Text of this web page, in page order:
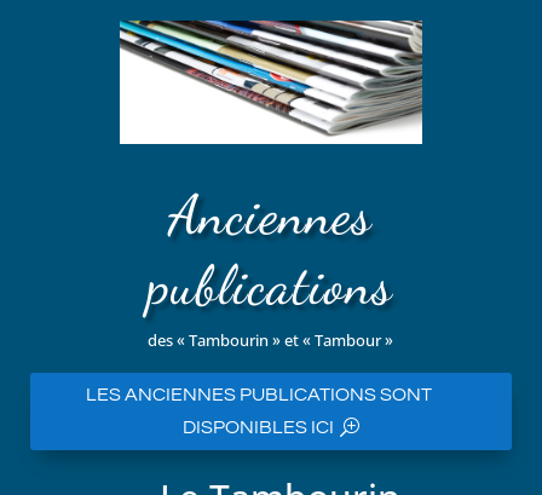
Anciennes
publications
des « Tambourin » et « Tambour »
LES ANCIENNES PUBLICATIONS SONT
DISPONIBLES ICI